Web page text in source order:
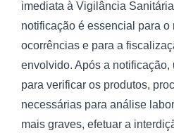
imediata à Vigilância
notificação é essencial para o
ocorrências e para a
envolvido. Após a
para verificar os produtos,
necessárias para análise
mais graves, efetuar a